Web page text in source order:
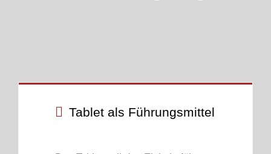
Tablet als Führungsmittel